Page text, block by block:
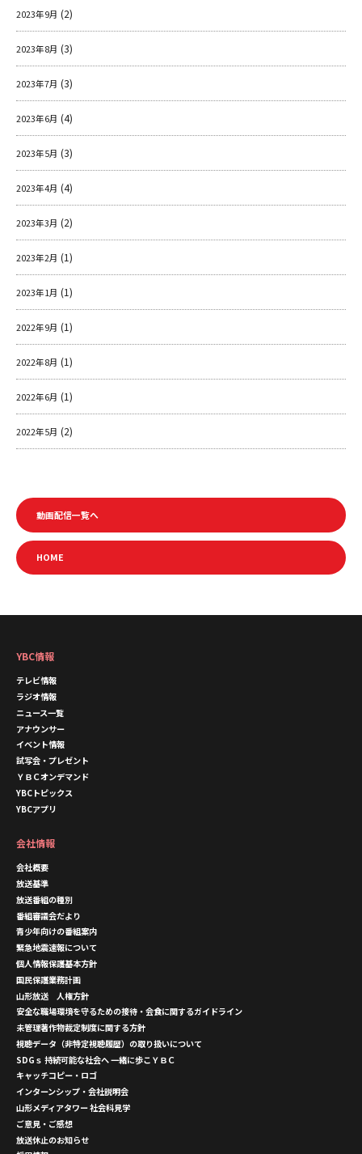
2023年9月 (2)
2023年8月 (3)
2023年7月 (3)
2023年6月 (4)
2023年5月 (3)
2023年4月 (4)
2023年3月 (2)
2023年2月 (1)
2023年1月 (1)
2022年9月 (1)
2022年8月 (1)
2022年6月 (1)
2022年5月 (2)
動画配信一覧へ
HOME
YBC情報
テレビ情報
ラジオ情報
ニュース一覧
アナウンサー
イベント情報
試写会・プレゼント
ＹＢＣオンデマンド
YBCトピックス
YBCアプリ
会社情報
会社概要
放送基準
放送番組の種別
番組審議会だより
青少年向けの番組案内
緊急地震速報について
個人情報保護基本方針
国民保護業務計画
山形放送 人権方針
安全な職場環境を守るための接待・会食に関するガイドライン
未管理著作物裁定制度に関する方針
視聴データ（非特定視聴履歴）の取り扱いについて
SDGｓ 持続可能な社会へ 一緒に歩こＹＢＣ
キャッチコピー・ロゴ
インターンシップ・会社説明会
山形メディアタワー 社会科見学
ご意見・ご感想
放送休止のお知らせ